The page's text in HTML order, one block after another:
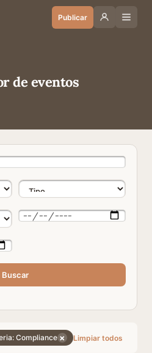
Publicar
de eventos
Buscar
Compliance × Limpiar todos